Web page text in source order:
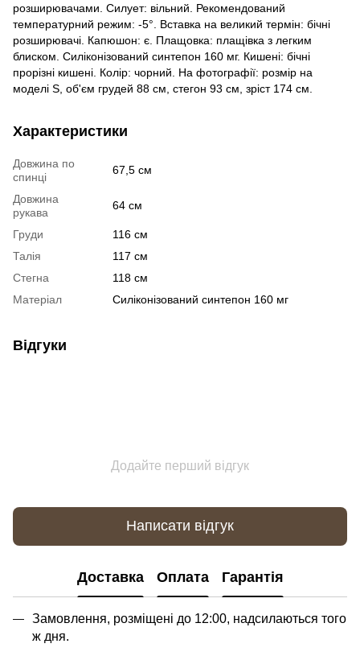
розширювачами. Силует: вільний. Рекомендований
температурний режим: -5°. Вставка на великий термін: бічні
розширювачі. Капюшон: є. Плащовка: плащівка з легким
блиском. Силіконізований синтепон 160 мг. Кишені: бічні
прорізні кишені. Колір: чорний. На фотографії: розмір на
моделі S, об'єм грудей 88 см, стегон 93 см, зріст 174 см.
Характеристики
Довжина по
спинці
67,5 см
Довжина
рукава
64 см
Груди
116 см
Талія
117 см
Стегна
118 см
Матеріал
Силіконізований синтепон 160 мг
Відгуки
Додайте перший відгук
Написати відгук
Доставка Оплата Гарантія
Замовлення, розміщені до 12:00, надсилаються того
ж дня.